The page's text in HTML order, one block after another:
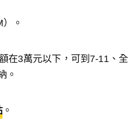
。
在3萬元以下，可到7-11、全
。
。